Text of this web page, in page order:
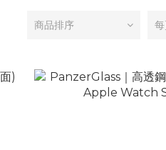
商品排序